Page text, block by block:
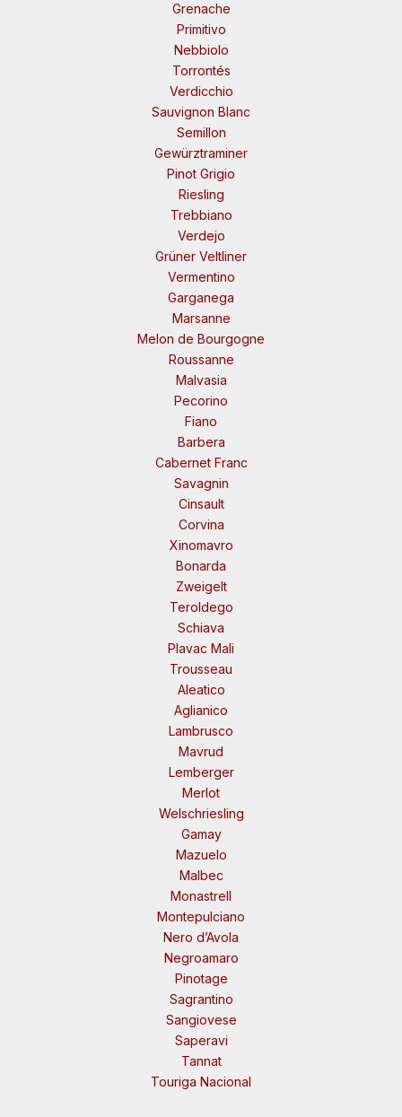
Grenache
Primitivo
Nebbiolo
Torrontés
Verdicchio
Sauvignon Blanc
Semillon
Gewürztraminer
Pinot Grigio
Riesling
Trebbiano
Verdejo
Grüner Veltliner
Vermentino
Garganega
Marsanne
Melon de Bourgogne
Roussanne
Malvasia
Pecorino
Fiano
Barbera
Cabernet Franc
Savagnin
Cinsault
Corvina
Xinomavro
Bonarda
Zweigelt
Teroldego
Schiava
Plavac Mali
Trousseau
Aleatico
Aglianico
Lambrusco
Mavrud
Lemberger
Merlot
Welschriesling
Gamay
Mazuelo
Malbec
Monastrell
Montepulciano
Nero d’Avola
Negroamaro
Pinotage
Sagrantino
Sangiovese
Saperavi
Tannat
Touriga Nacional